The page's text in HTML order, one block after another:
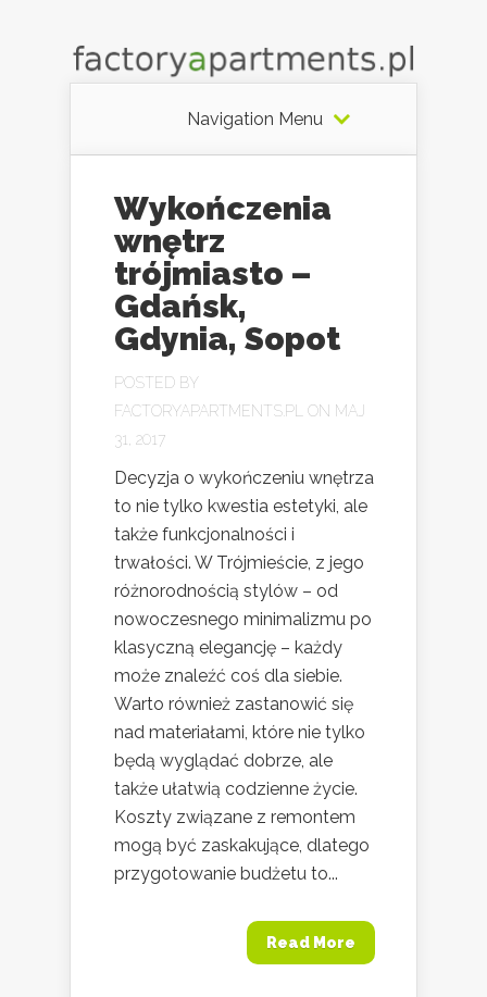
Navigation Menu
Wykończenia
wnętrz
trójmiasto –
Gdańsk,
Gdynia, Sopot
POSTED BY
FACTORYAPARTMENTS.PL ON MAJ
31, 2017
Decyzja o wykończeniu wnętrza
to nie tylko kwestia estetyki, ale
także funkcjonalności i
trwałości. W Trójmieście, z jego
różnorodnością stylów – od
nowoczesnego minimalizmu po
klasyczną elegancję – każdy
może znaleźć coś dla siebie.
Warto również zastanowić się
nad materiałami, które nie tylko
będą wyglądać dobrze, ale
także ułatwią codzienne życie.
Koszty związane z remontem
mogą być zaskakujące, dlatego
przygotowanie budżetu to...
Read More